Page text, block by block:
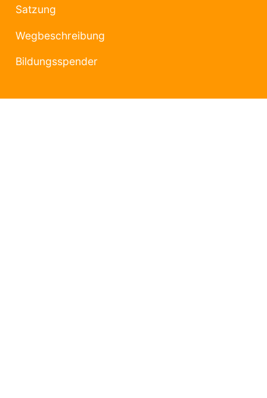
Satzung
Wegbeschreibung
Bildungsspender